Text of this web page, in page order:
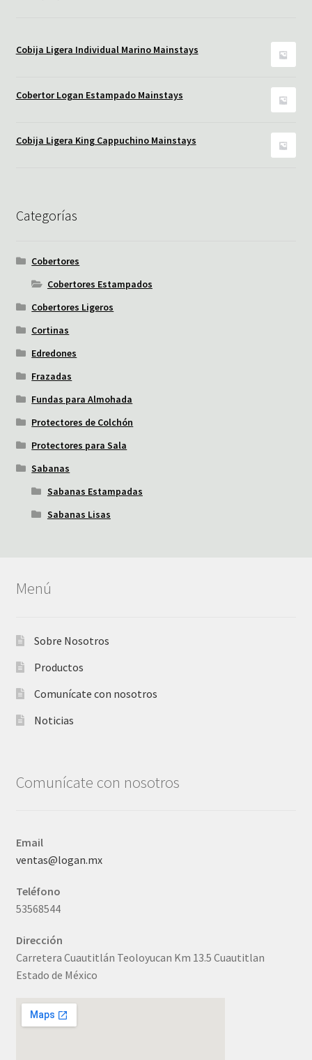
Cobija Ligera Individual Marino Mainstays
Cobertor Logan Estampado Mainstays
Cobija Ligera King Cappuchino Mainstays
Categorías
Cobertores
Cobertores Estampados
Cobertores Ligeros
Cortinas
Edredones
Frazadas
Fundas para Almohada
Protectores de Colchón
Protectores para Sala
Sabanas
Sabanas Estampadas
Sabanas Lisas
Menú
Sobre Nosotros
Productos
Comunícate con nosotros
Noticias
Comunícate con nosotros
Email
ventas@logan.mx
Teléfono
53568544
Dirección
Carretera Cuautitlán Teoloyucan Km 13.5 Cuautitlan
Estado de México